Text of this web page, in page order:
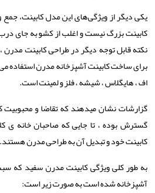
یکی دیگر از ویژگی‌های این مدل کابینت،
کابینت بزرگ نیست و اغلب از کشو به جای
نکته قابل توجه دیگر در طراحی کابینت
برای ساخت کابینت آشپزخانه مدرن استفاده
اف ، هایگلاس ، شیشه ، فلز و لمینت است.
گزارشات نشان میدهند که تقاضا و محبوبیت
گسترش بوده ، تا جایی که صاحبان خانه‌ ی
کابینت خود و تبدیل آن به طراحی مدرن هستند.
به طور کلی ویژگی کابینت مدرن سفید که سبب
آشپزخانه شده است به صورت زیر است: